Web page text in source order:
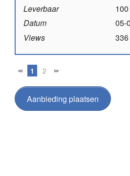
Leverbaar
Datum
05-
Views
336
1 2
Aanbieding plaatsen